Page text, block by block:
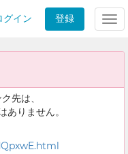
グイン 登録
先は、
りません。